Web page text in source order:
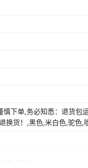
下单,务必知悉：退货包
换货！,黑色,米白色,驼色,